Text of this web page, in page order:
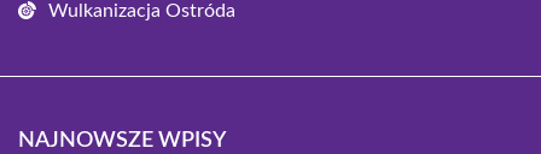
Wulkanizacja Ostróda
NAJNOWSZE WPISY